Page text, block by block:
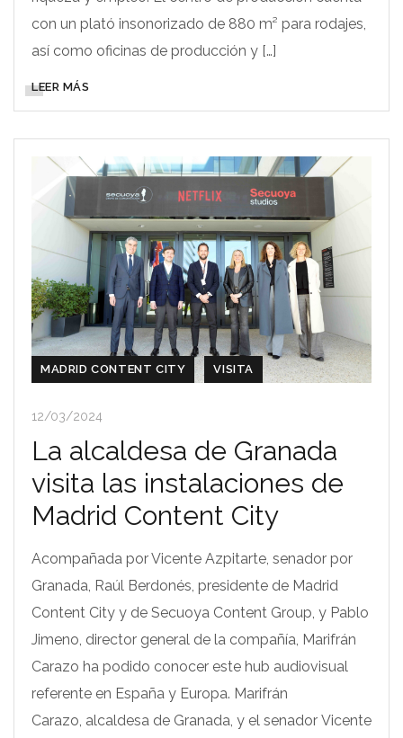
con un plató insonorizado de 880 m² para rodajes,
así como oficinas de producción y […]
LEER MÁS
MADRID CONTENT CITY VISITA
12/03/2024
La alcaldesa de Granada
visita las instalaciones de
Madrid Content City
Acompañada por Vicente Azpitarte, senador por
Granada, Raúl Berdonés, presidente de Madrid
Content City y de Secuoya Content Group, y Pablo
Jimeno, director general de la compañía, Marifrán
Carazo ha podido conocer este hub audiovisual
referente en España y Europa. Marifrán
Carazo, alcaldesa de Granada, y el senador Vicente